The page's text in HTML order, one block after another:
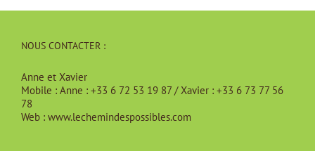
NOUS CONTACTER :
Anne et Xavier
Mobile : Anne : +33 6 72 53 19 87 / Xavier : +33 6 73 77 56
78
Web : www.lechemindespossibles.com